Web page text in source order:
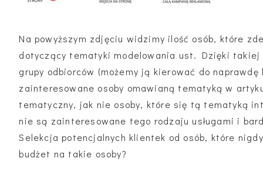
Na powyższym zdjęciu widzimy ilość osób, które
dotyczący tematyki modelowania ust. Dzięki
grupy odbiorców (możemy ją kierować do
zainteresowane osoby omawianą tematyką w
tematyczny, jak nie osoby, które się tą tematyką
nie są zainteresowane tego rodzaju usługami i
Selekcja potencjalnych klientek od osób, które
budżet na takie osoby?